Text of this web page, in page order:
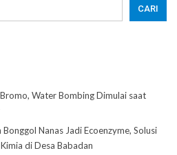
CARI
Water Bombing Dimulai saat
Nanas Jadi Ecoenzyme, Solusi
di Desa Babadan